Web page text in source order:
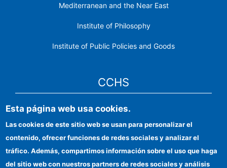
Mediterranean and the Near East
Institute of Philosophy
Institute of Public Policies and Goods
CCHS
CSIC Electronic Office
Institutional identity
Information for providers
Esta página web usa cookies.
Las cookies de este sitio web se usan para personalizar el
contenido, ofrecer funciones de redes sociales y analizar el
tráfico. Además, compartimos información sobre el uso que haga
del sitio web con nuestros partners de redes sociales y análisis